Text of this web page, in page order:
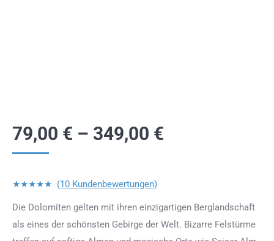
79,00 € – 349,00 €
★★★★★ (10 Kundenbewertungen)
Die Dolomiten gelten mit ihren einzigartigen Berglandschaft
als eines der schönsten Gebirge der Welt. Bizarre Felstürme